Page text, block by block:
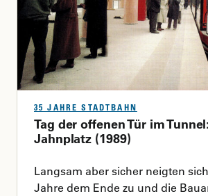
35 JAHRE STADTBAHN
Tag der offenen Tür im
Jahnplatz (1989)
Langsam aber sicher neigten
Jahre dem Ende zu und die